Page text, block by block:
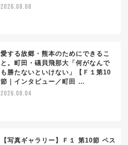
2026.08.08
愛する故郷・熊本のためにできるこ
と。町田・礒貝飛那大「何がなんで
も勝たないといけない」【Ｆ１第10
節｜インタビュー／町田 …
2026.08.04
【写真ギャラリー】Ｆ１ 第10節 ペス